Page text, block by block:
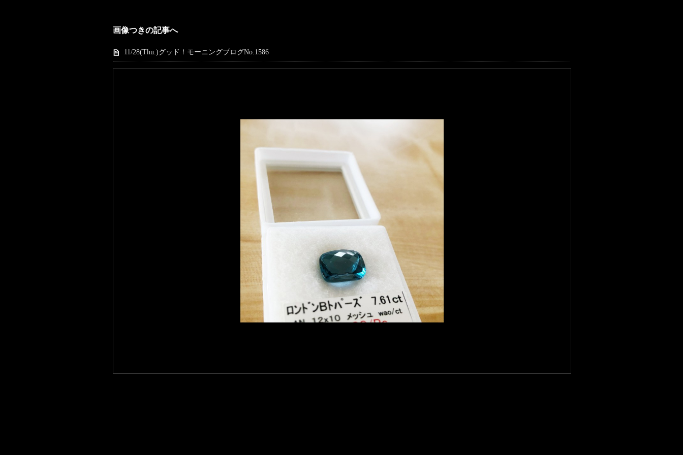
画像つきの記事へ
11/28(Thu.)グッド！モーニングブログNo.1586